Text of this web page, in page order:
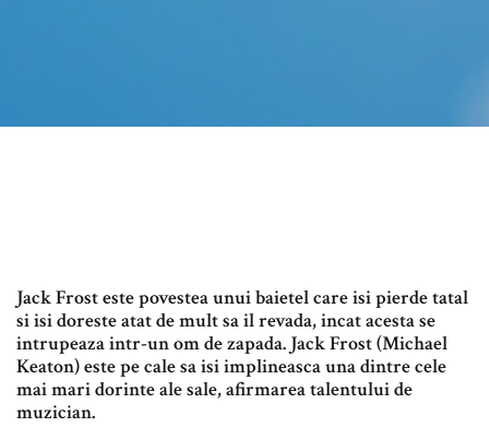
Jack Frost este povestea unui baietel care isi pierde tatal
si isi doreste atat de mult sa il revada, incat acesta se
intrupeaza intr-un om de zapada. Jack Frost (Michael
Keaton) este pe cale sa isi implineasca una dintre cele
mai mari dorinte ale sale, afirmarea talentului de
muzician.